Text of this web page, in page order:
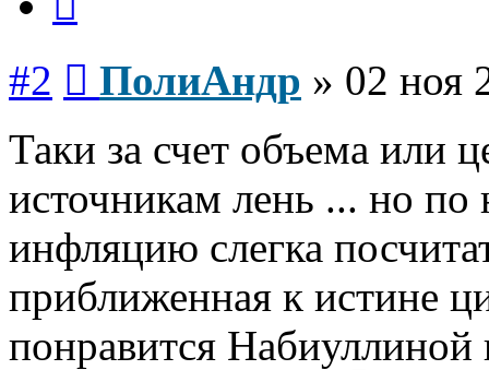
#2 ПолиАндр » 02 ноя
Таки за счет объема или
источникам лень ... но
инфляцию слегка
приближенная к истине
понравится